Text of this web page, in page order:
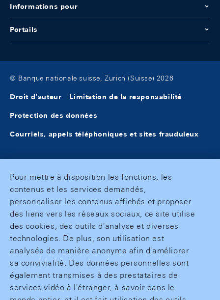
Informations pour
Portails
© Banque nationale suisse, Zurich (Suisse) 2026
Droit d'auteur Limitation de la responsabilité
Protection des données
Courriels, appels téléphoniques et sites frauduleux
Pour mettre à disposition les fonctions, les
contenus et les services demandés,
personnaliser les contenus affichés et proposer
des liens vers les réseaux sociaux, ce site utilise
des cookies, des outils d'analyse et diverses
technologies. De plus, son utilisation est
analysée de manière anonyme afin d'améliorer
sa convivialité. Des données personnelles sont
également transmises à des prestataires de
services vidéo à l'étranger, à savoir dans le